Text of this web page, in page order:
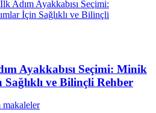
Ayakkabısı Seçimi: Minik
Sağlıklı ve Bilinçli Rehber
makaleler